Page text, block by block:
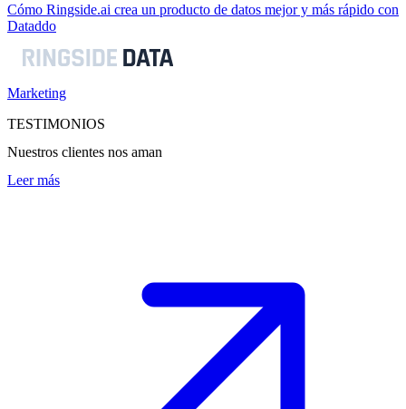
Cómo Ringside.ai crea un producto de datos mejor y más rápido con
Dataddo
Marketing
TESTIMONIOS
Nuestros clientes nos aman
Leer más